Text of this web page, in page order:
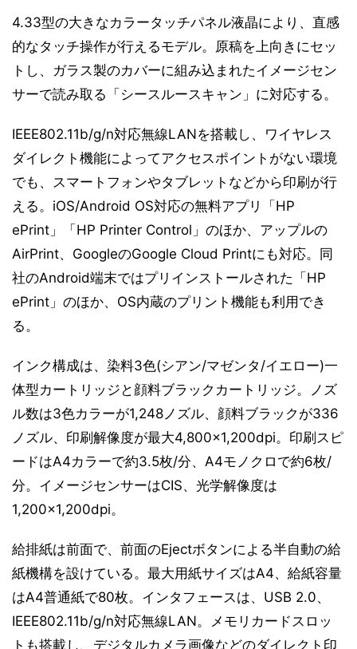
4.33型の大きなカラータッチパネル液晶により、直感
的なタッチ操作が行えるモデル。原稿を上向きにセッ
トし、ガラス製のカバーに組み込まれたイメージセン
サーで読み取る「シースルースキャン」に対応する。
IEEE802.11b/g/n対応無線LANを搭載し、ワイヤレス
ダイレクト機能によってアクセスポイントがない環境
でも、スマートフォンやタブレットなどから印刷が行
える。iOS/Android OS対応の無料アプリ「HP
ePrint」「HP Printer Control」のほか、アップルの
AirPrint、GoogleのGoogle Cloud Printにも対応。同
社のAndroid端末ではプリインストールされた「HP
ePrint」のほか、OS内蔵のプリント機能も利用でき
る。
インク構成は、染料3色(シアン/マゼンタ/イエロー)一
体型カートリッジと顔料ブラックカートリッジ。ノズ
ル数は3色カラーが1,248ノズル、顔料ブラックが336
ノズル、印刷解像度が最大4,800×1,200dpi。印刷スピ
ードはA4カラーで約3.5枚/分、A4モノクロで約6枚/
分。イメージセンサーはCIS、光学解像度は
1,200×1,200dpi。
給排紙は前面で、前面のEjectボタンによる半自動の給
紙機構を設けている。最大用紙サイズはA4、給紙容量
はA4普通紙で80枚。インタフェースは、USB 2.0、
IEEE802.11b/g/n対応無線LAN。メモリカードスロッ
トも搭載し、デジタルカメラ画像などのダイレクト印